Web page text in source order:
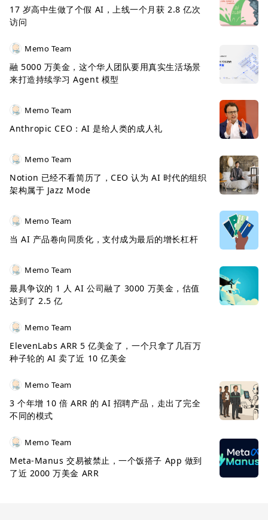
17 岁高中生做了个假 AI，上线一个月获 2.8 亿次
访问
Memo Team
融 5000 万美金，这个华人团队要用真实生活场景
来打造持续学习 Agent 模型
Memo Team
Anthropic CEO：AI 是给人类的成人礼
Memo Team
Notion 已经不看简历了，CEO 认为 AI 时代的组织
架构属于 Jazz Mode
Memo Team
当 AI 产品卷向同质化，支付成为最后的增长杠杆
Memo Team
最具争议的 1 人 AI 公司融了 3000 万美金，估值
达到了 2.5 亿
Memo Team
ElevenLabs ARR 5 亿美金了，一个只拿了几百万
种子轮的 AI 卖了近 10 亿美金
Memo Team
3 个年增 10 倍 ARR 的 AI 招聘产品，走出了完全
不同的模式
Memo Team
Meta-Manus 交易被禁止，一个饭搭子 App 做到
了近 2000 万美金 ARR